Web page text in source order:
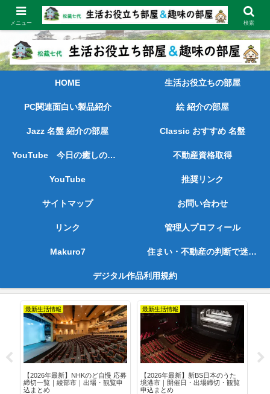
長く続けてきた経験と実績をもとに、喜ばれ、お役に立てる情報を発信しま
す。
HOME 生活お役立ちの部屋
PC関連面白い製品紹介 絵 紹介の部屋
Jazz 名盤 紹介の部屋 Classic おすすめ 名盤
YouTube 今日の癒しの動画 不動産資格取得
YouTube 推奨リンク
サイトマップ お問い合わせ
リンク 管理人プロフィール
Makuro7 住まい・不動産の判断で迷っている方へ ― 売られずに、考えを整理したい方のために ―
デジタル作品利用規約
最新生活情報
【2026年最新】NHKのど自慢 応募
締切一覧｜綾部市｜出場・観覧申
込まとめ
最新生活情報
【2026年最新】新BS日本のうた
境港市｜開催日・出場締切・観覧
申込まとめ
メニュー 検索